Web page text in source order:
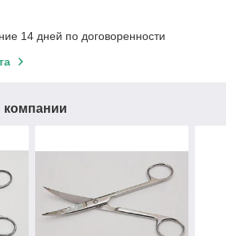
14 дней по договоренности